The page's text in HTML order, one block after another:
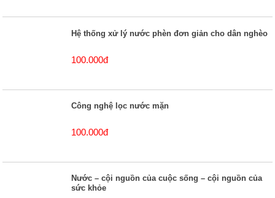
Hệ thống xử lý nước phèn đơn giản cho dân nghèo
100.000đ
Công nghệ lọc nước mặn
100.000đ
Nước – cội nguồn của cuộc sống – cội nguồn của
sức khỏe